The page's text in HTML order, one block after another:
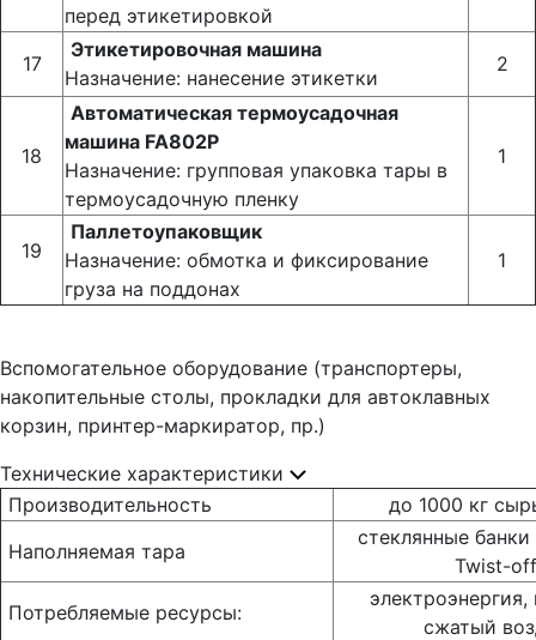
перед этикетировкой
17
Этикетировочная машина
Назначение: нанесение этикетки
2
18
Автоматическая термоусадочная
машина FA802P
Назначение: групповая упаковка тары в
термоусадочную пленку
1
19
Паллетоупаковщик
Назначение: обмотка и фиксирование
груза на поддонах
1
Вспомогательное оборудование (транспортеры,
накопительные столы, прокладки для автоклавных
корзин, принтер-маркиратор, пр.)
Технические характеристики
Производительность
до 1000 кг
Наполняемая тара
стеклянные
Twist-off
Потребляемые ресурсы:
электроэнергия,
сжатый